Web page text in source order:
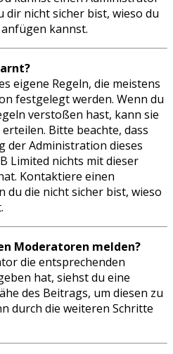
dir nicht sicher bist, wieso du
kannst.
eigene Regeln, die meistens
festgelegt werden. Wenn du
verstoßen hast, kann sie
Bitte beachte, dass
der Administration dieses
Limited nichts mit dieser
Kontaktiere einen
du die nicht sicher bist, wieso
Moderatoren melden?
die entsprechenden
hat, siehst du eine
des Beitrags, um diesen zu
durch die weiteren Schritte